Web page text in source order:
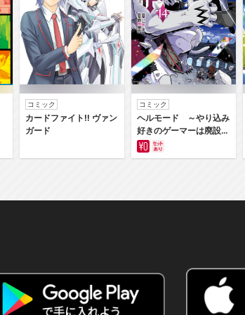
コミック
カードファイト‼ ヴァン
ガード
コミック
ヘルモード ～やり込み
好きのゲーマーは廃設定
の異世界で無双する～は
じまりの召喚士